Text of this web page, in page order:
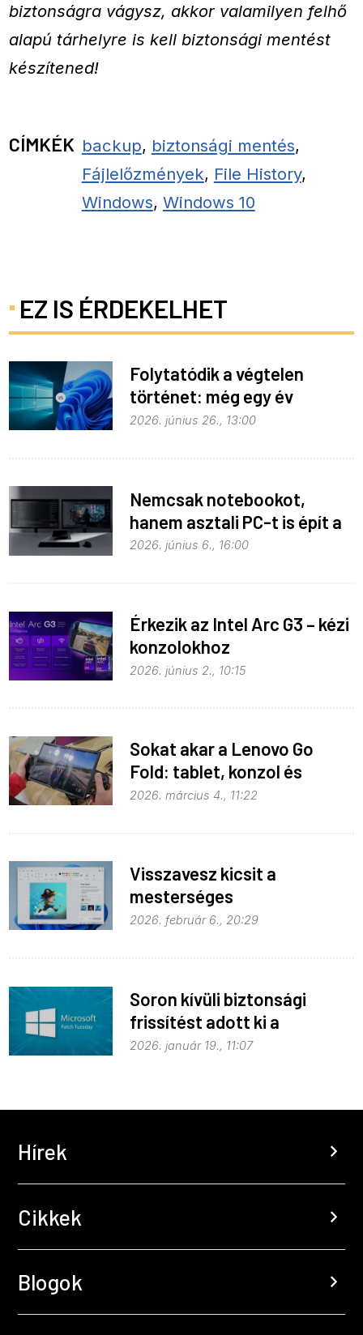
biztonságra vágysz, akkor valamilyen felhő
alapú tárhelyre is kell biztonsági mentést
készítened!
CÍMKÉK backup, biztonsági mentés,
Fájlelőzmények, File History,
Windows, Windows 10
EZ IS ÉRDEKELHET
Folytatódik a végtelen
történet: még egy év
haladék a Windows 10-nek
2026. június 26., 13:00
Nemcsak notebookot,
hanem asztali PC-t is épít a
Microsoft az RTX Spark köré
2026. június 6., 16:00
Érkezik az Intel Arc G3 – kézi
konzolokhoz
2026. június 2., 10:15
Sokat akar a Lenovo Go
Fold: tablet, konzol és
notebook egyben
2026. március 4., 11:22
Visszavesz kicsit a
mesterséges
intelligenciából a Microsoft
2026. február 6., 20:29
Soron kívüli biztonsági
frissítést adott ki a
Microsoft
2026. január 19., 11:07
Hírek chevron_right
Cikkek chevron_right
Blogok chevron_right